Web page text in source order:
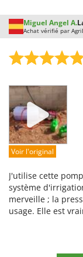
vendue en
adaptateurs
légalité de la
lance casse et
Miguel Angel A.
Achat vérifié par
Prestations
Facilité d'utilisation
Qualité / Prix
Facilité de montage
Voir l'original
J'utilise cette
système
merveille ; la
usage. Elle est